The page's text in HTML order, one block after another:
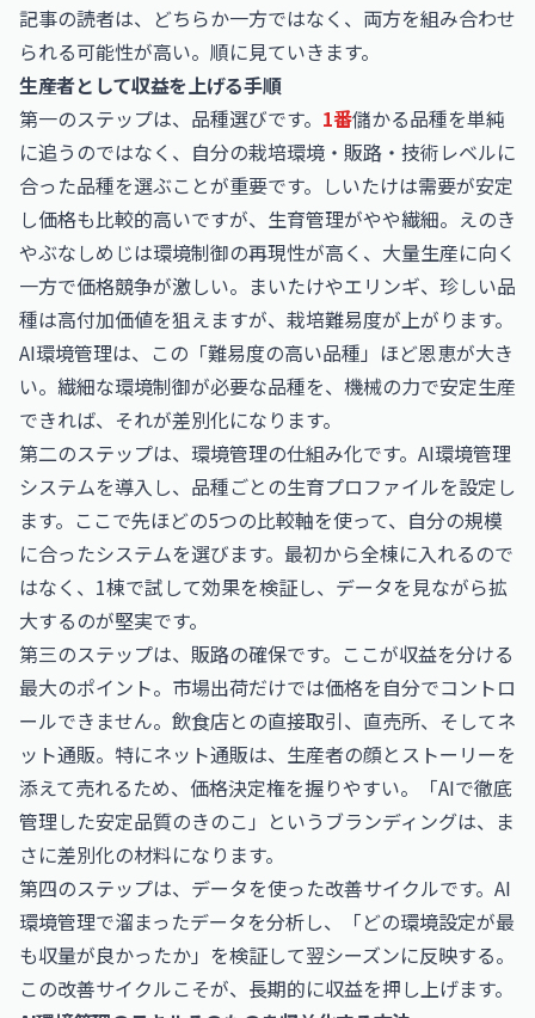
記事の読者は、どちらか一方ではなく、両方を組み合わせ
られる可能性が高い。順に見ていきます。
生産者として収益を上げる手順
第一のステップは、品種選びです。 1番儲かる品種を単純
に追うのではなく、自分の栽培環境・販路・技術レベルに
合った品種を選ぶことが重要です。しいたけは需要が安定
し価格も比較的高いですが、生育管理がやや繊細。えのき
やぶなしめじは環境制御の再現性が高く、大量生産に向く
一方で価格競争が激しい。まいたけやエリンギ、珍しい品
種は高付加価値を狙えますが、栽培難易度が上がります。
AI環境管理は、この「難易度の高い品種」ほど恩恵が大き
い。繊細な環境制御が必要な品種を、機械の力で安定生産
できれば、それが差別化になります。
第二のステップは、環境管理の仕組み化です。AI環境管理
システムを導入し、品種ごとの生育プロファイルを設定し
ます。ここで先ほどの5つの比較軸を使って、自分の規模
に合ったシステムを選びます。最初から全棟に入れるので
はなく、1棟で試して効果を検証し、データを見ながら拡
大するのが堅実です。
第三のステップは、販路の確保です。ここが収益を分ける
最大のポイント。市場出荷だけでは価格を自分でコントロ
ールできません。飲食店との直接取引、直売所、そしてネ
ット通販。特にネット通販は、生産者の顔とストーリーを
添えて売れるため、価格決定権を握りやすい。「AIで徹底
管理した安定品質のきのこ」というブランディングは、ま
さに差別化の材料になります。
第四のステップは、データを使った改善サイクルです。AI
環境管理で溜まったデータを分析し、「どの環境設定が最
も収量が良かったか」を検証して翌シーズンに反映する。
この改善サイクルこそが、長期的に収益を押し上げます。